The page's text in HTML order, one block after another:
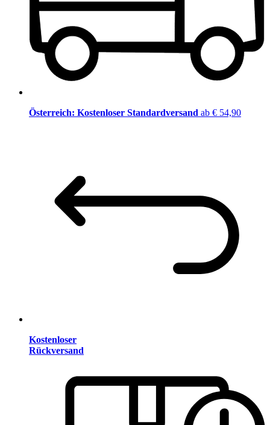
Österreich: Kostenloser Standardversand ab € 54,90
Kostenloser
Rückversand